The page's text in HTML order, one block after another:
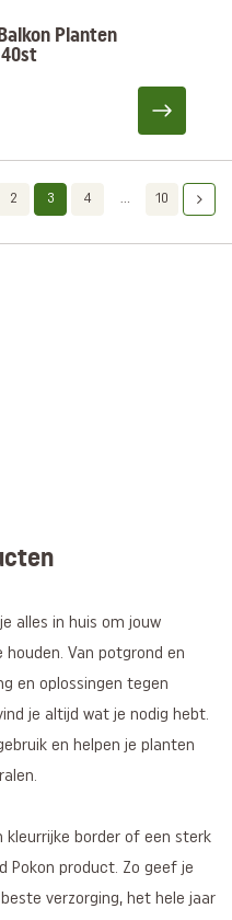
Planten
2 3 4 ... 10
alles in huis om jouw
Van potgrond en
en oplossingen tegen
je altijd wat je nodig hebt.
en helpen je planten
kleurrijke border of een sterk
Pokon product. Zo geef je
verzorging, het hele jaar